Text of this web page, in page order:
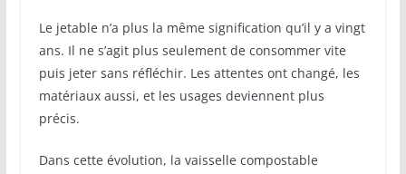
Le jetable n’a plus la même signification qu’il y a vingt
ans. Il ne s’agit plus seulement de consommer vite
puis jeter sans réfléchir. Les attentes ont changé, les
matériaux aussi, et les usages deviennent plus
précis.
Dans cette évolution, la vaisselle compostable